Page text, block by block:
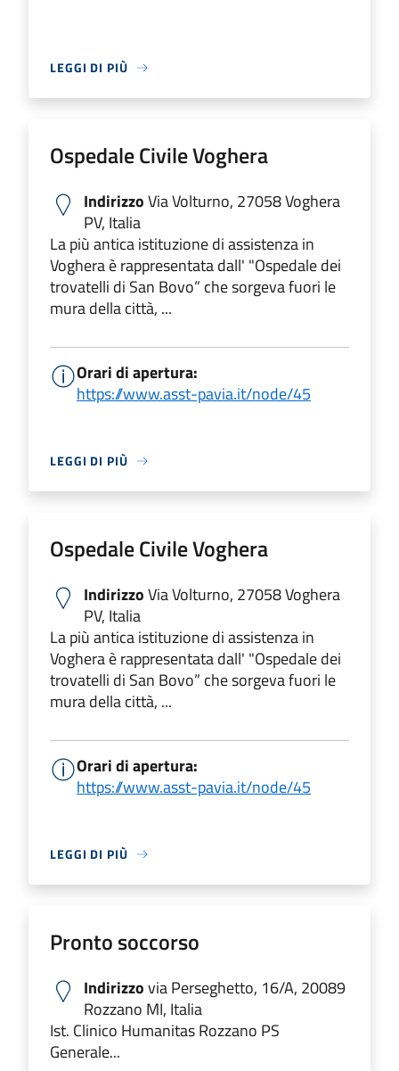
LEGGI DI PIÙ
Ospedale Civile Voghera
IndirizzoVia Volturno, 27058 Voghera
PV, Italia
La più antica istituzione di assistenza in
Voghera è rappresentata dall' "Ospedale dei
trovatelli di San Bovo” che sorgeva fuori le
mura della città, ...
Orari di apertura:
https://www.asst-pavia.it/node/45
LEGGI DI PIÙ
Ospedale Civile Voghera
IndirizzoVia Volturno, 27058 Voghera
PV, Italia
La più antica istituzione di assistenza in
Voghera è rappresentata dall' "Ospedale dei
trovatelli di San Bovo” che sorgeva fuori le
mura della città, ...
Orari di apertura:
https://www.asst-pavia.it/node/45
LEGGI DI PIÙ
Pronto soccorso
Indirizzovia Perseghetto, 16/A, 20089
Rozzano MI, Italia
Ist. Clinico Humanitas Rozzano PS
Generale...